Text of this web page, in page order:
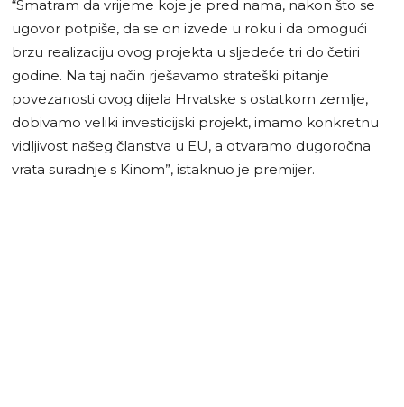
“Smatram da vrijeme koje je pred nama, nakon što se
ugovor potpiše, da se on izvede u roku i da omogući
brzu realizaciju ovog projekta u sljedeće tri do četiri
godine. Na taj način rješavamo strateški pitanje
povezanosti ovog dijela Hrvatske s ostatkom zemlje,
dobivamo veliki investicijski projekt, imamo konkretnu
vidljivost našeg članstva u EU, a otvaramo dugoročna
vrata suradnje s Kinom”, istaknuo je premijer.